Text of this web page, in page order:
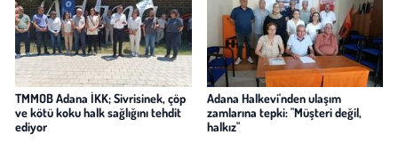
TMMOB Adana İKK; Sivrisinek, çöp
ve kötü koku halk sağlığını tehdit
ediyor
Adana Halkevi'nden ulaşım
zamlarına tepki: "Müşteri değil,
halkız"